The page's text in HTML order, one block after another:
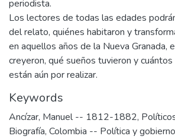
periodista.
Los lectores de todas las edades
del relato, quiénes habitaron y
en aquellos años de la Nueva Granada,
creyeron, qué sueños tuvieron y
están aún por realizar.
Keywords
Ancízar, Manuel -- 1812-1882,
Biografía, Colombia -- Política y